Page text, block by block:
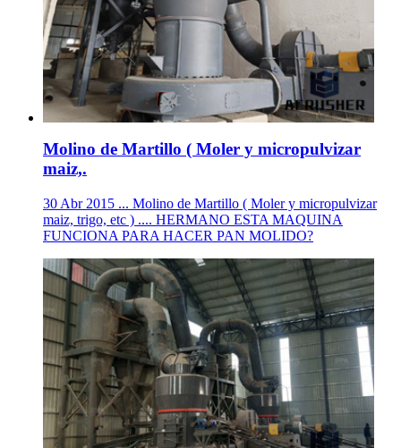
Molino de Martillo ( Moler y micropulvizar
maiz,.
30 Abr 2015 ... Molino de Martillo ( Moler y micropulvizar
maiz, trigo, etc ) .... HERMANO ESTA MAQUINA
FUNCIONA PARA HACER PAN MOLIDO?